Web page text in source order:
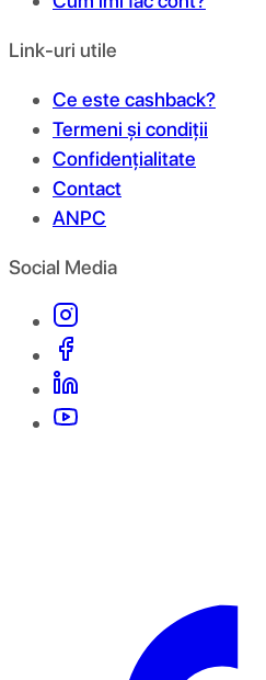
Link-uri utile
Ce este cashback?
Termeni și condiții
Confidențialitate
Contact
ANPC
Social Media